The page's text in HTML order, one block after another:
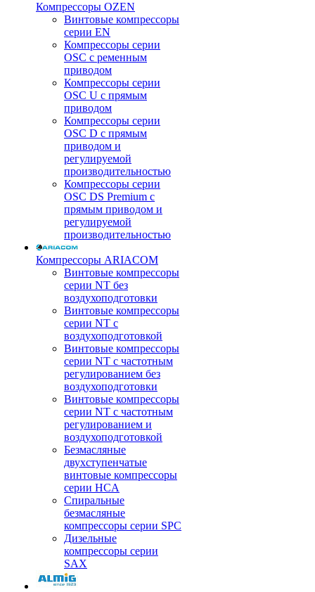
Компрессоры OZEN
Винтовые компрессоры
серии EN
Компрессоры серии
OSC с ременным
приводом
Компрессоры серии
OSC U с прямым
приводом
Компрессоры серии
OSC D с прямым
приводом и
регулируемой
производительностью
Компрессоры серии
OSC DS Premium с
прямым приводом и
регулируемой
производительностью
Компрессоры ARIACOM
Винтовые компрессоры
серии NT без
воздухоподготовки
Винтовые компрессоры
серии NT c
воздухоподготовкой
Винтовые компрессоры
серии NT с частотным
регулированием без
воздухоподготовки
Винтовые компрессоры
серии NT с частотным
регулированием и
воздухоподготовкой
Безмасляные
двухступенчатые
винтовые компрессоры
серии HCA
Спиральные
безмасляные
компрессоры серии SPC
Дизельные
компрессоры серии
SAX